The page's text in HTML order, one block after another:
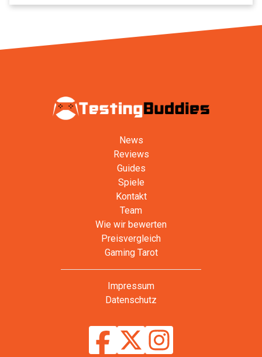
News
Reviews
Guides
Spiele
Kontakt
Team
Wie wir bewerten
Preisvergleich
Gaming Tarot
Impressum
Datenschutz